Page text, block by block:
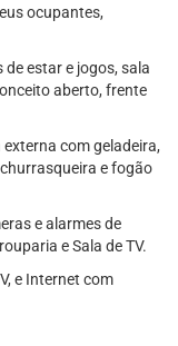
ocupantes,
estar e jogos, sala
aberto, frente
com geladeira,
e fogão
e alarmes de
e Sala de TV.
e Internet com